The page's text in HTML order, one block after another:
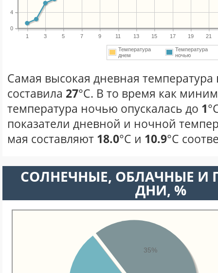
1 3 5 7 9 11 13 15 17 19 21
0
4
Температура
днем
Температура
ночью
Самая высокая дневная температура
составила 27°С. В то время как
температура ночью опускалась до 1
показатели дневной и ночной
мая составляют 18.0°С и 10.9°С
CОЛНЕЧНЫЕ, ОБЛАЧНЫЕ И
ДНИ, %
35%